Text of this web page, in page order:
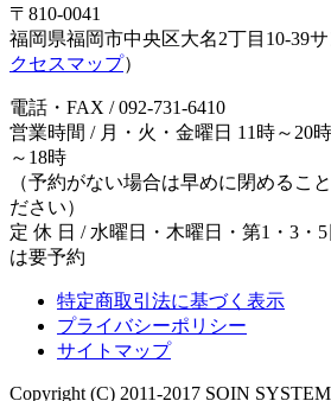
〒810-0041
福岡県福岡市中央区大名2丁目10-39
クセスマップ）
電話・FAX / 092-731-6410
営業時間 / 月・火・金曜日 11時～20
～18時
（予約がない場合は早めに閉めるこ
ださい）
定 休 日 / 水曜日・木曜日・第1・3
は要予約
特定商取引法に基づく表示
プライバシーポリシー
サイトマップ
Copyright (C) 2011-2017 SOIN